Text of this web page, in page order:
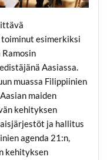
esimerkiksi
Aasiassa.
muassa Filippiinien
maiden
kehityksen
ja hallitus
agenda 21:n,
kehityksen